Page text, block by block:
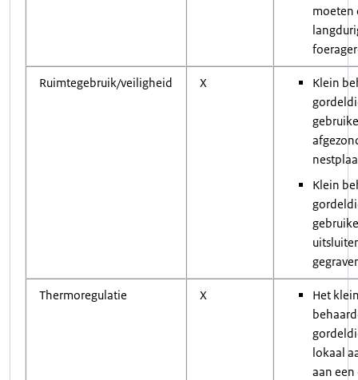
moeten
Ruimtegebruik/veiligheid X
Klein
Klein
Thermoregulatie X
Het
lokaal
aan